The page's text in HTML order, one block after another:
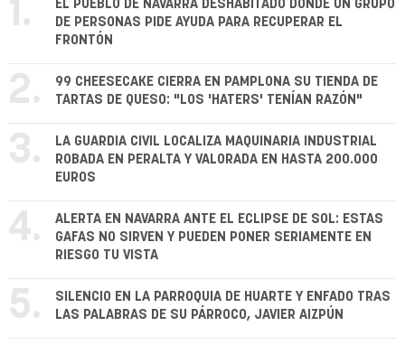
1.
EL PUEBLO DE NAVARRA DESHABITADO DONDE UN GRUPO
DE PERSONAS PIDE AYUDA PARA RECUPERAR EL
FRONTÓN
2.
99 CHEESECAKE CIERRA EN PAMPLONA SU TIENDA DE
TARTAS DE QUESO: "LOS 'HATERS' TENÍAN RAZÓN"
3.
LA GUARDIA CIVIL LOCALIZA MAQUINARIA INDUSTRIAL
ROBADA EN PERALTA Y VALORADA EN HASTA 200.000
EUROS
4.
ALERTA EN NAVARRA ANTE EL ECLIPSE DE SOL: ESTAS
GAFAS NO SIRVEN Y PUEDEN PONER SERIAMENTE EN
RIESGO TU VISTA
5.
SILENCIO EN LA PARROQUIA DE HUARTE Y ENFADO TRAS
LAS PALABRAS DE SU PÁRROCO, JAVIER AIZPÚN